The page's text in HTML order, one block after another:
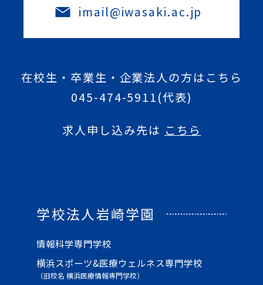
imail@iwasaki.ac.jp
在校生・卒業生・企業法人の方はこちら
045-474-5911(代表)
求人申し込み先は こちら
学校法人岩崎学園
情報科学専門学校
横浜スポーツ&医療ウェルネス専門学校
（旧校名 横浜医療情報専門学校）